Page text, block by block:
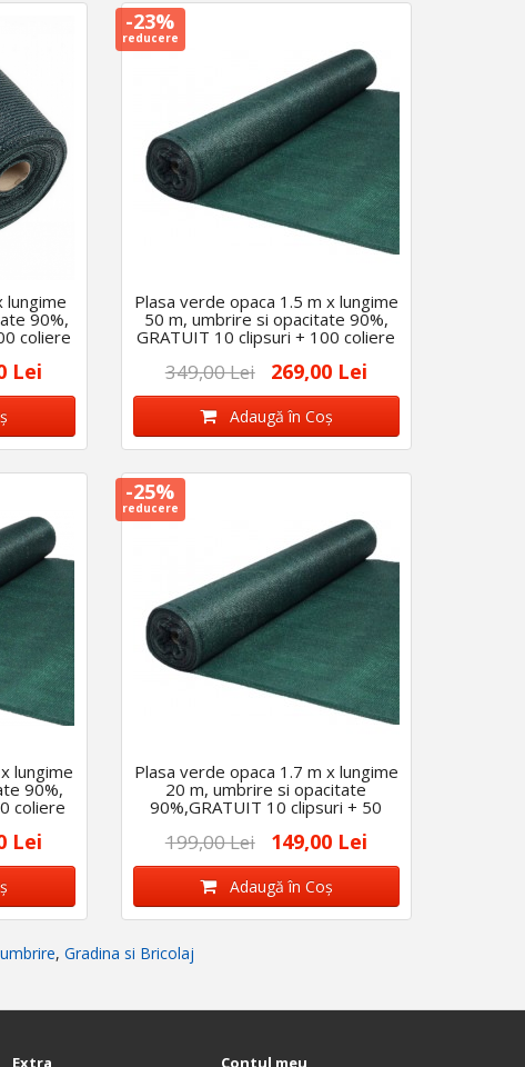
lungime
90%,
coliere
Lei
-23%
reducere
Plasa verde opaca 1.5 m x lungime
50 m, umbrire si opacitate 90%,
GRATUIT 10 clipsuri + 100 coliere
349,00 Lei 269,00 Lei
Adaugă în Coş
lungime
90%,
coliere
Lei
-25%
reducere
Plasa verde opaca 1.7 m x lungime
20 m, umbrire si opacitate
90%,GRATUIT 10 clipsuri + 50
199,00 Lei 149,00 Lei
Adaugă în Coş
, Gradina si Bricolaj
Extra Contul meu